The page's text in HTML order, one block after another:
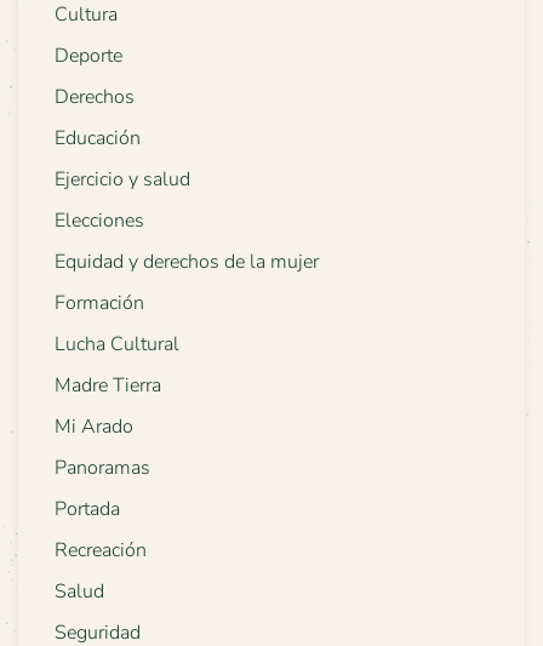
Cultura
Deporte
Derechos
Educación
Ejercicio y salud
Elecciones
Equidad y derechos de la mujer
Formación
Lucha Cultural
Madre Tierra
Mi Arado
Panoramas
Portada
Recreación
Salud
Seguridad